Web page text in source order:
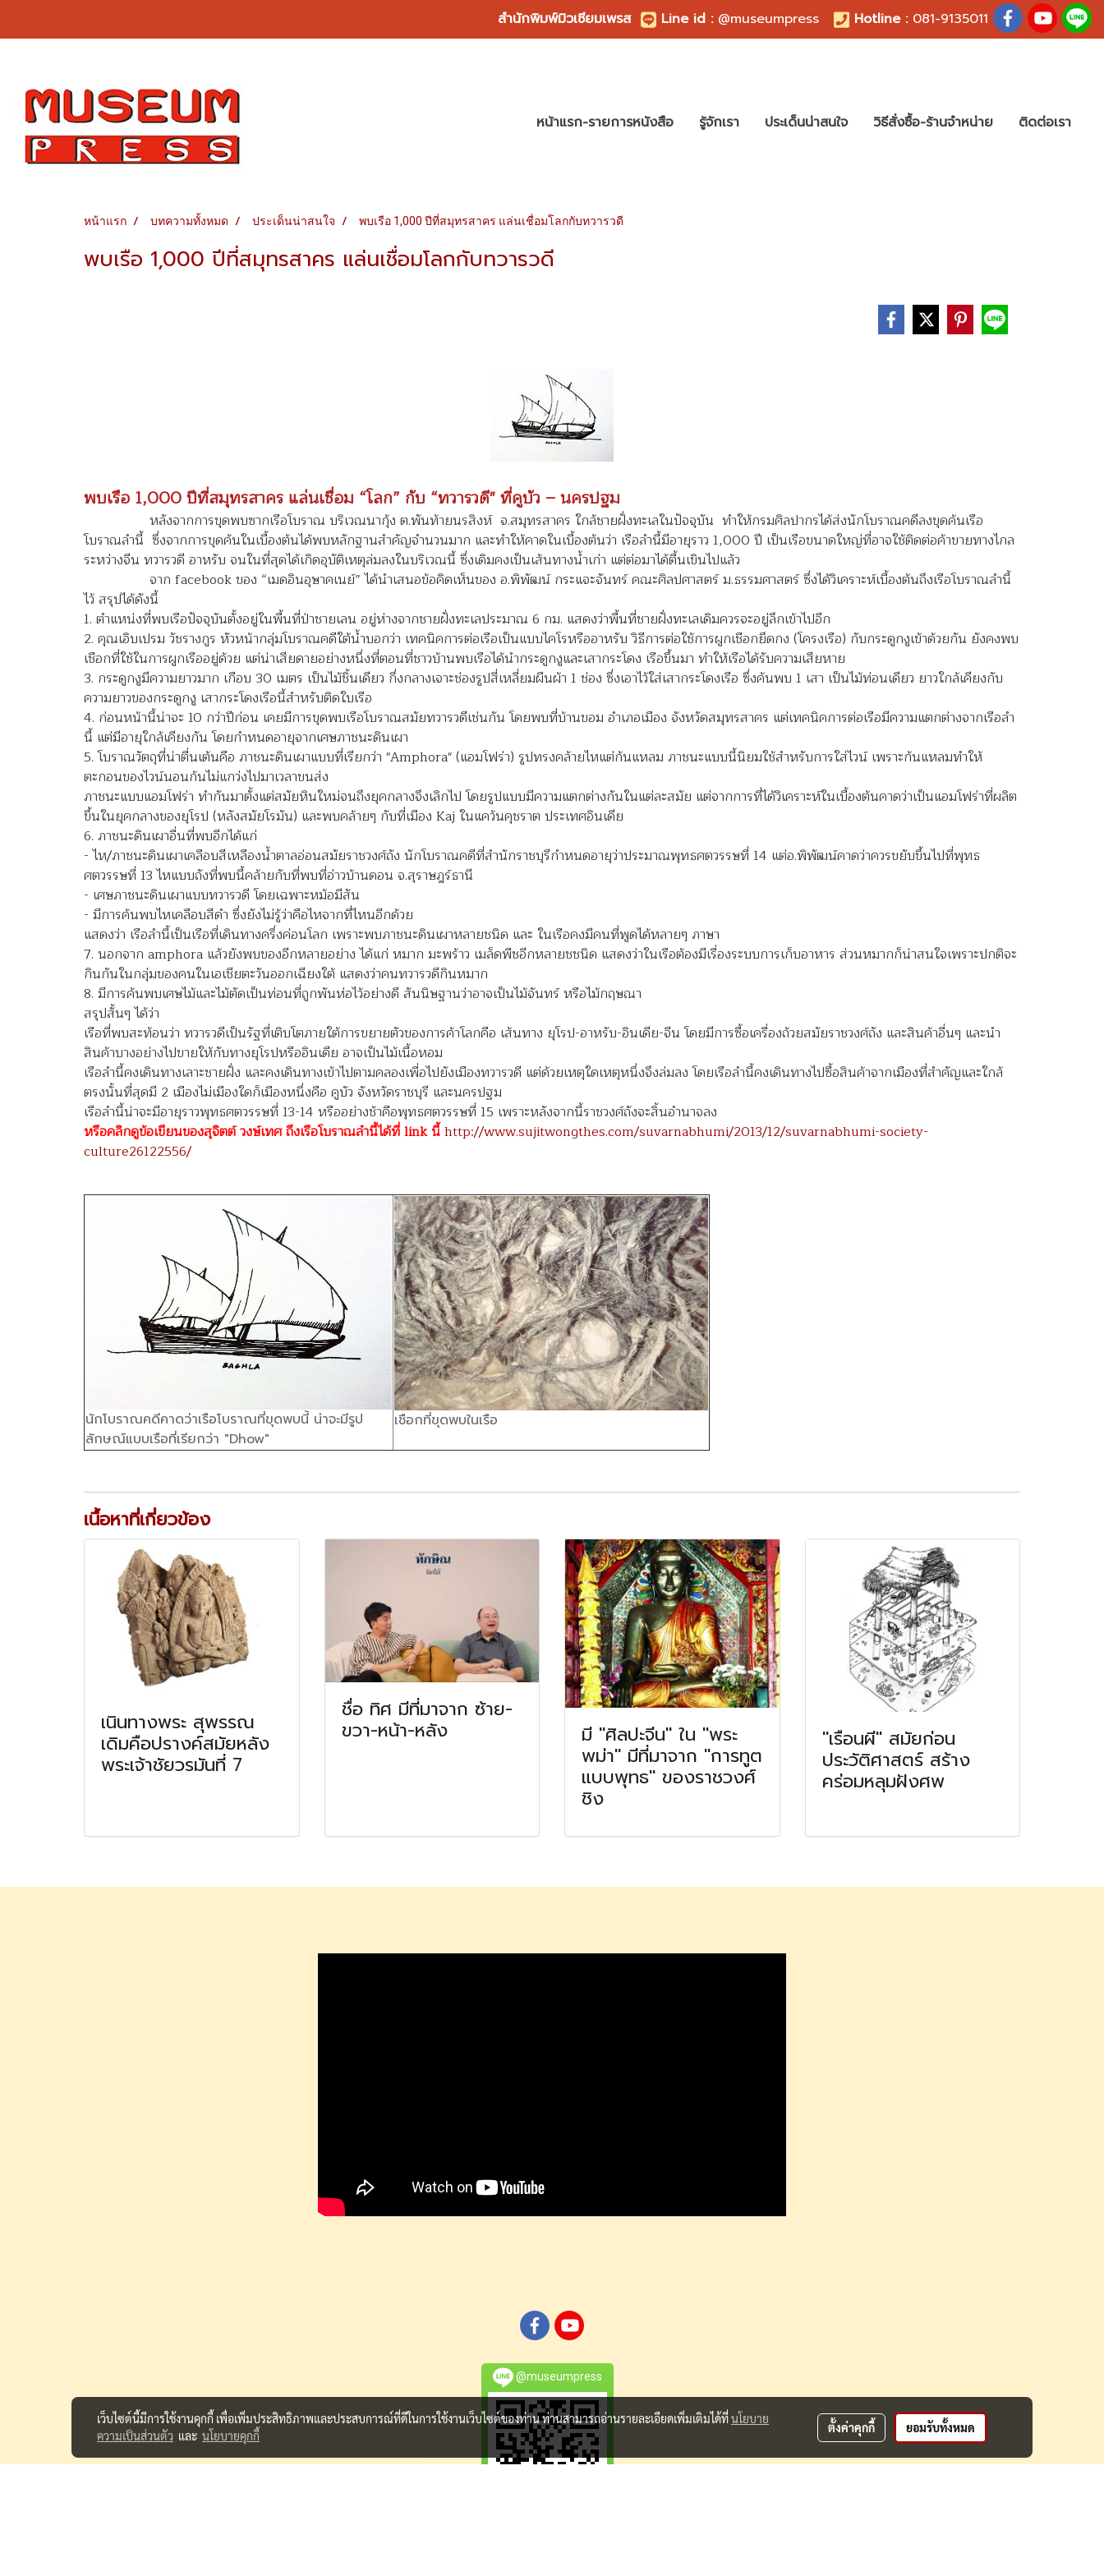
สำนักพิมพ์มิวเซียมเพรส Line id : @museumpress Hotline :081-9135011
หน้าแรก-รายการหนังสือ รู้จักเรา ประเด็นน่าสนใจ วิธีสั่งซื้อ-ร้านจำหน่าย ติดต่อเรา
หน้าแรก บทความทั้งหมด ประเด็นน่าสนใจ พบเรือ 1,000 ปีที่สมุทรสาคร แล่นเชื่อมโลกกับทวารวดี
พบเรือ 1,000 ปีที่สมุทรสาคร แล่นเชื่อมโลกกับทวารวดี
พบเรือ 1,000 ปีที่สมุทรสาคร แล่นเชื่อม “โลก” กับ “ทวารวดี" ที่คูบัว – นครปฐม
หลังจากการขุดพบซากเรือโบราณ บริเวณนากุ้ง ต.พันท้ายนรสิงห์ จ.สมุทรสาคร ใกล้ชายฝั่งทะเลในปัจจุบัน ทำให้กรมศิลปากรได้ส่งนักโบราณคดีลงขุดค้นเรือ
โบราณลำนี้ ซึ่งจากการขุดค้นในเบื้องต้นได้พบหลักฐานสำคัญจำนวนมาก และทำให้คาดในเบื้องต้นว่า เรือลำนี้มีอายุราว 1,000 ปี เป็นเรือขนาดใหญ่ที่อาจใช้ติดต่อค้าขายทางไกล
ระหว่างจีน ทวารวดี อาหรับ จนในที่สุดได้เกิดอุบัติเหตุล่มลงในบริเวณนี้ ซึ่งเดิมคงเป็นเส้นทางน้ำเก่า แต่ต่อมาได้ตื้นเขินไปแล้ว
จาก facebookของ “เมดอินอุษาคเนย์” ได้นำเสนอข้อคิดเห็นของ อ.พิพัฒน์ กระแจะจันทร์ คณะศิลปศาสตร์ ม.ธรรมศาสตร์ ซึ่งได้วิเคราะห์เบื้องต้นถึงเรือโบราณลำนี้
ไว้ สรุปได้ดังนี้
1. ตำแหน่งที่พบเรือปัจจุบันตั้งอยู่ในพื้นที่ป่าชายเลน อยู่ห่างจากชายฝั่งทะเลประมาณ 6 กม. แสดงว่าพื้นที่ชายฝั่งทะเลเดิมควรจะอยู่ลึกเข้าไปอีก
2. คุณเอิบเปรม วัชรางกูร หัวหน้ากลุ่มโบราณคดีใต้น้ำบอกว่า เทคนิคการต่อเรือเป็นแบบไคโรหรืออาหรับ วิธีการต่อใช้การผูกเชือกยึดกง (โครงเรือ) กับกระดูกงูเข้าด้วยกัน ยังคงพบ
เชือกที่ใช้ในการผูกเรืออยู่ด้วย แต่น่าเสียดายอย่างหนึ่งที่ตอนที่ชาวบ้านพบเรือได้นำกระดูกงูและเสากระโดง เรือขึ้นมา ทำให้เรือได้รับความเสียหาย
3. กระดูกงูมีความยาวมาก เกือบ 30 เมตร เป็นไม้ชิ้นเดียว กึ่งกลางเจาะช่องรูปสี่เหลี่ยมผืนผ้า 1 ช่อง ซึ่งเอาไว้ใส่เสากระโดงเรือ ซึ่งค้นพบ 1 เสา เป็นไม้ท่อนเดียว ยาวใกล้เคียงกับ
ความยาวของกระดูกงู เสากระโดงเรือนี้สำหรับติดใบเรือ
4. ก่อนหน้านี้น่าจะ 10 กว่าปีก่อน เคยมีการขุดพบเรือโบราณสมัยทวารวดีเช่นกัน โดยพบที่บ้านขอม อำเภอเมือง จังหวัดสมุทรสาคร แต่เทคนิคการต่อเรือมีความแตกต่างจากเรือลำ
นี้ แต่มีอายุใกล้เคียงกัน โดยกำหนดอายุจากเศษภาชนะดินเผา
5. โบราณวัตถุที่น่าตื่นเต้นคือ ภาชนะดินเผาแบบที่เรียกว่า "Amphora" (แอมโฟร่า) รูปทรงคล้ายไหแต่ก้นแหลม ภาชนะแบบนี้นิยมใช้สำหรับการใส่ไวน์ เพราะก้นแหลมทำให้
ตะกอนของไวน์นอนก้นไม่แกว่งไปมาเวลาขนส่ง
ภาชนะแบบแอมโฟร่า ทำกันมาตั้งแต่สมัยหินใหม่จนถึงยุคกลางจึงเลิกไป โดยรูปแบบมีความแตกต่างกันในแต่ละสมัย แต่จากการที่ได้วิเคราะห์ในเบื้องต้นคาดว่าเป็นแอมโฟร่าที่ผลิต
ขึ้นในยุคกลางของยุโรป (หลังสมัยโรมัน) และพบคล้ายๆ กับที่เมือง Kaj ในแคว้นคุชราต ประเทศอินเดีย
6. ภาชนะดินเผาอื่นที่พบอีกได้แก่
- ไห/ภาชนะดินเผาเคลือบสีเหลืองน้ำตาลอ่อนสมัยราชวงศ์ถัง นักโบราณคดีที่สำนักราชบุรีกำหนดอายุว่าประมาณพุทธศตวรรษที่ 14 แต่อ.พิพัฒน์คาดว่าควรขยับขึ้นไปที่พุทธ
ศตวรรษที่ 13 ไหแบบถังที่พบนี้คล้ายกับที่พบที่อ่าวบ้านดอน จ.สุราษฎร์ธานี
- เศษภาชนะดินเผาแบบทวารวดี โดยเฉพาะหม้อมีสัน
- มีการค้นพบไหเคลือบสีดำ ซึ่งยังไม่รู้ว่าคือไหจากที่ไหนอีกด้วย
แสดงว่า เรือลำนี้เป็นเรือที่เดินทางครึ่งค่อนโลก เพราะพบภาชนะดินเผาหลายชนิด และ ในเรือคงมีคนที่พูดได้หลายๆ ภาษา
7. นอกจาก amphora แล้วยังพบของอีกหลายอย่าง ได้แก่ หมาก มะพร้าว เมล็ดพืชอีกหลายชชนิด แสดงว่าในเรือต้องมีเรื่องระบบการเก็บอาหาร ส่วนหมากก็น่าสนใจเพราะปกติจะ
กินกันในกลุ่มของคนในเอเชียตะวันออกเฉียงใต้ แสดงว่าคนทวารวดีกินหมาก
8. มีการค้นพบเศษไม้และไม้ตัดเป็นท่อนที่ถูกพันห่อไว้อย่างดี สันนิษฐานว่าอาจเป็นไม้จันทร์ หรือไม้กฤษณา
สรุปสั้นๆ ได้ว่า
เรือที่พบสะท้อนว่า ทวารวดีเป็นรัฐที่เติบโตภายใต้การขยายตัวของการค้าโลกคือ เส้นทาง ยุโรป-อาหรับ-อินเดีย-จีน โดยมีการซื้อเครื่องถ้วยสมัยราชวงศ์ถัง และสินค้าอื่นๆ และนำ
สินค้าบางอย่างไปขายให้กับทางยุโรปหรืออินเดีย อาจเป็นไม้เนื้อหอม
เรือลำนี้คงเดินทางเลาะชายฝั่ง และคงเดินทางเข้าไปตามคลองเพื่อไปยังเมืองทวารวดี แต่ด้วยเหตุใดเหตุหนึ่งจึงล่มลง โดยเรือลำนี้คงเดินทางไปซื้อสินค้าจากเมืองที่สำคัญและใกล้
ตรงนั้นที่สุดมี 2 เมืองไม่เมืองใดก็เมืองหนึ่งคือ คูบัว จังหวัดราชบุรี และนครปฐม
เรือลำนี้น่าจะมีอายุราวพุทธศตวรรษที่ 13-14 หรืออย่างช้าคือพุทธศตวรรษที่ 15 เพราะหลังจากนี้ราชวงศ์ถังจะสิ้นอำนาจลง
หรือคลิกดูข้อเขียนของสุจิตต์ วงษ์เทศ ถึงเรือโบราณลำนี้ได้ที่ link นี้http://www.sujitwongthes.com/suvarnabhumi/2013/12/suvarnabhumi-society-
culture26122556/
นักโบราณคดีคาดว่าเรือโบราณที่ขุดพบนี้ น่าจะมีรูป
ลักษณ์แบบเรือที่เรียกว่า "Dhow"
เชือกที่ขุดพบในเรือ
เนื้อหาที่เกี่ยวข้อง
เนินทางพระ สุพรรณ
เดิมคือปรางค์สมัยหลัง
พระเจ้าชัยวรมันที่ 7
ชื่อ ทิศ มีที่มาจาก ซ้าย-
ขวา-หน้า-หลัง มี "ศิลปะจีน" ใน "พระ
พม่า" มีที่มาจาก "การทูต
แบบพุทธ" ของราชวงศ์
ชิง
"เรือนผี" สมัยก่อน
ประวัติศาสตร์ สร้าง
คร่อมหลุมฝังศพ
@museumpress
เว็บไซต์นี้มีการใช้งานคุกกี้ เพื่อเพิ่มประสิทธิภาพและประสบการณ์ที่ดีในการใช้งานเว็บไซต์ของท่าน ท่านสามารถอ่านรายละเอียดเพิ่มเติมได้ที่นโยบาย
ความเป็นส่วนตัว และ นโยบายคุกกี้
ตั้งค่าคุกกี้ ยอมรับทั้งหมด